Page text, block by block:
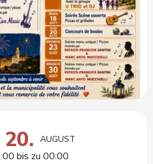
20. AUGUST
bis zu 00:00